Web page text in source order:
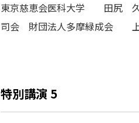
東京慈恵会医科大学 田尻
司会 財団法人多摩緑成会
特別講演 5